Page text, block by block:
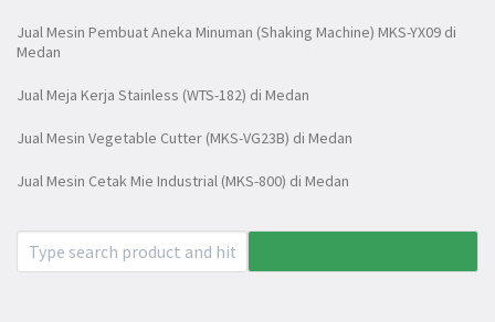
Jual Mesin Pembuat Aneka Minuman (Shaking Machine) MKS-YX09 di
Medan
Jual Meja Kerja Stainless (WTS-182) di Medan
Jual Mesin Vegetable Cutter (MKS-VG23B) di Medan
Jual Mesin Cetak Mie Industrial (MKS-800) di Medan